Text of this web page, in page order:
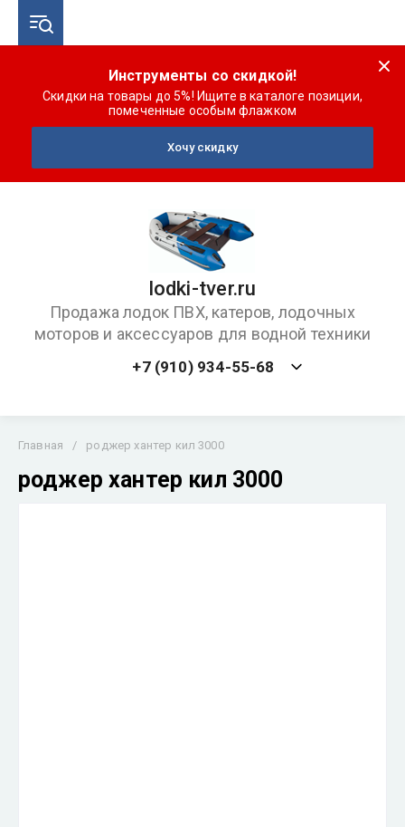
Инструменты со скидкой!
Скидки на товары до 5%! Ищите в каталоге позиции,
помеченные особым флажком
Хочу скидку
lodki-tver.ru
Продажа лодок ПВХ, катеров, лодочных
моторов и аксессуаров для водной техники
+7 (910) 934-55-68
Главная / роджер хантер кил 3000
роджер хантер кил 3000